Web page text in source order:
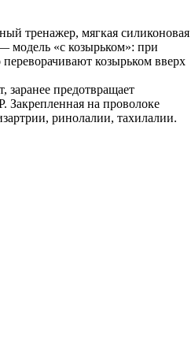
тренажер, мягкая силиконовая
модель «с козырьком»: при
козырьком вверх
заранее предотвращает
на проволоке
ринолалии, тахилалии.